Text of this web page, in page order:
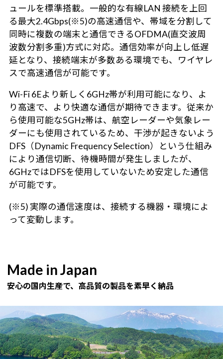
ュールを標準搭載。一般的な有線LAN 接続を上回
る最大2.4Gbps(※5)の高速通信や、帯域を分割して
同時に複数の端末と通信できるOFDMA(直交波周
波数分割多重)方式に対応。通信効率が向上し低遅
延となり、接続端末が多数ある環境でも、ワイヤレ
スで高速通信が可能です。
Wi-Fi 6Eより新しく6GHz帯が利用可能になり、よ
り高速で、より快適な通信が期待できます。従来か
ら使用可能な5GHz帯は、航空レーダーや気象レー
ダーにも使用されているため、干渉が起きないよう
DFS（Dynamic Frequency Selection）という仕組み
により通信切断、待機時間が発生しましたが、
6GHzではDFSを使用していないため安定した通信
が可能です。
(※5) 実際の通信速度は、接続する機器・環境によ
って変動します。
Made in Japan
安心の国内生産で、高品質の製品を素早く納品